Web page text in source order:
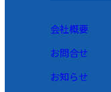
会社概要
お問合せ
お知らせ